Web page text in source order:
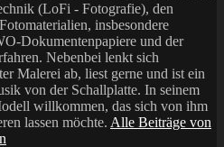
(LoFi - Fotografie), den
insbesondere
Dokumentenpapiere und der
Nebenbei lenkt sich
Malerei ab, liest gerne und ist ein
von der Schallplatte. In seinem
willkommen, das sich von ihm
lassen möchte. Alle Beiträge von